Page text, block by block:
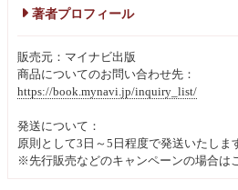
著者プロフィール
販売元：マイナビ出版
商品についてのお問い合わせ先：
https://book.mynavi.jp/inquiry_list/
発送について：
原則として3日～5日程度で発送いたしま
※先行販売などのキャンペーンの場合は